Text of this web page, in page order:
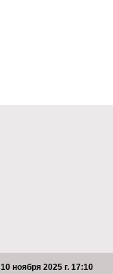
10 ноября 2025 г. 17:10